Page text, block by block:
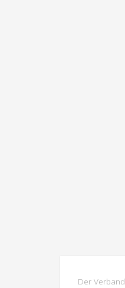
Der Verband